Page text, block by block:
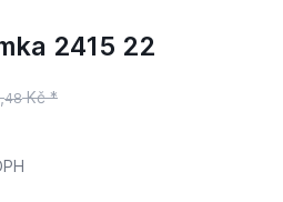
2415 22
48Kč *